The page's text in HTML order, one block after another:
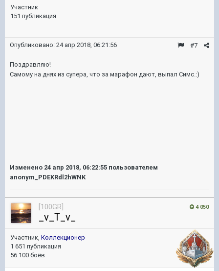
Участник
151 публикация
#7
Опубликовано: 24 апр 2018, 06:21:56
Поздравляю!
Самому на днях из супера, что за марафон дают, выпал Симс.:)
Изменено 24 апр 2018, 06:22:55 пользователем
anonym_PDEKRdl2hWNK
4 050
[100GR]
_v_T_v_
Участник, Коллекционер
1 651 публикация
56 100 боёв